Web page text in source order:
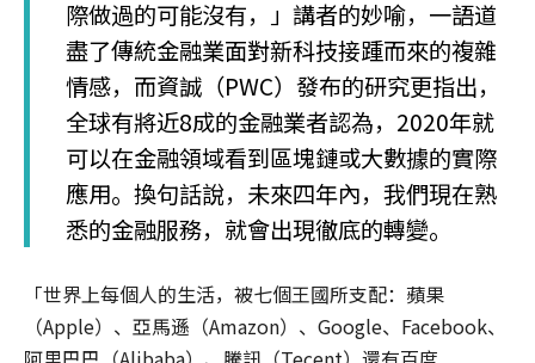
際做過的可能沒有，」講者的妙喻，一語道
盡了傳統金融業面對新科技接踵而來的複雜
情感，而資誠（PWC）發布的研究更指出，
全球有將近8成的金融業者認為，2020年就
可以在金融領域看到區塊鏈或大數據的實際
應用。換句話說，未來四年內，我們現在熟
悉的金融服務，就會出現徹底的轉變。
「世界上每個人的生活，被七個王國所支配：蘋果
（Apple）、亞馬遜（Amazon）、Google、Facebook、